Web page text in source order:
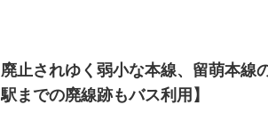
廃止されゆく弱小な本線、留萌本線
駅までの廃線跡もバス利用】